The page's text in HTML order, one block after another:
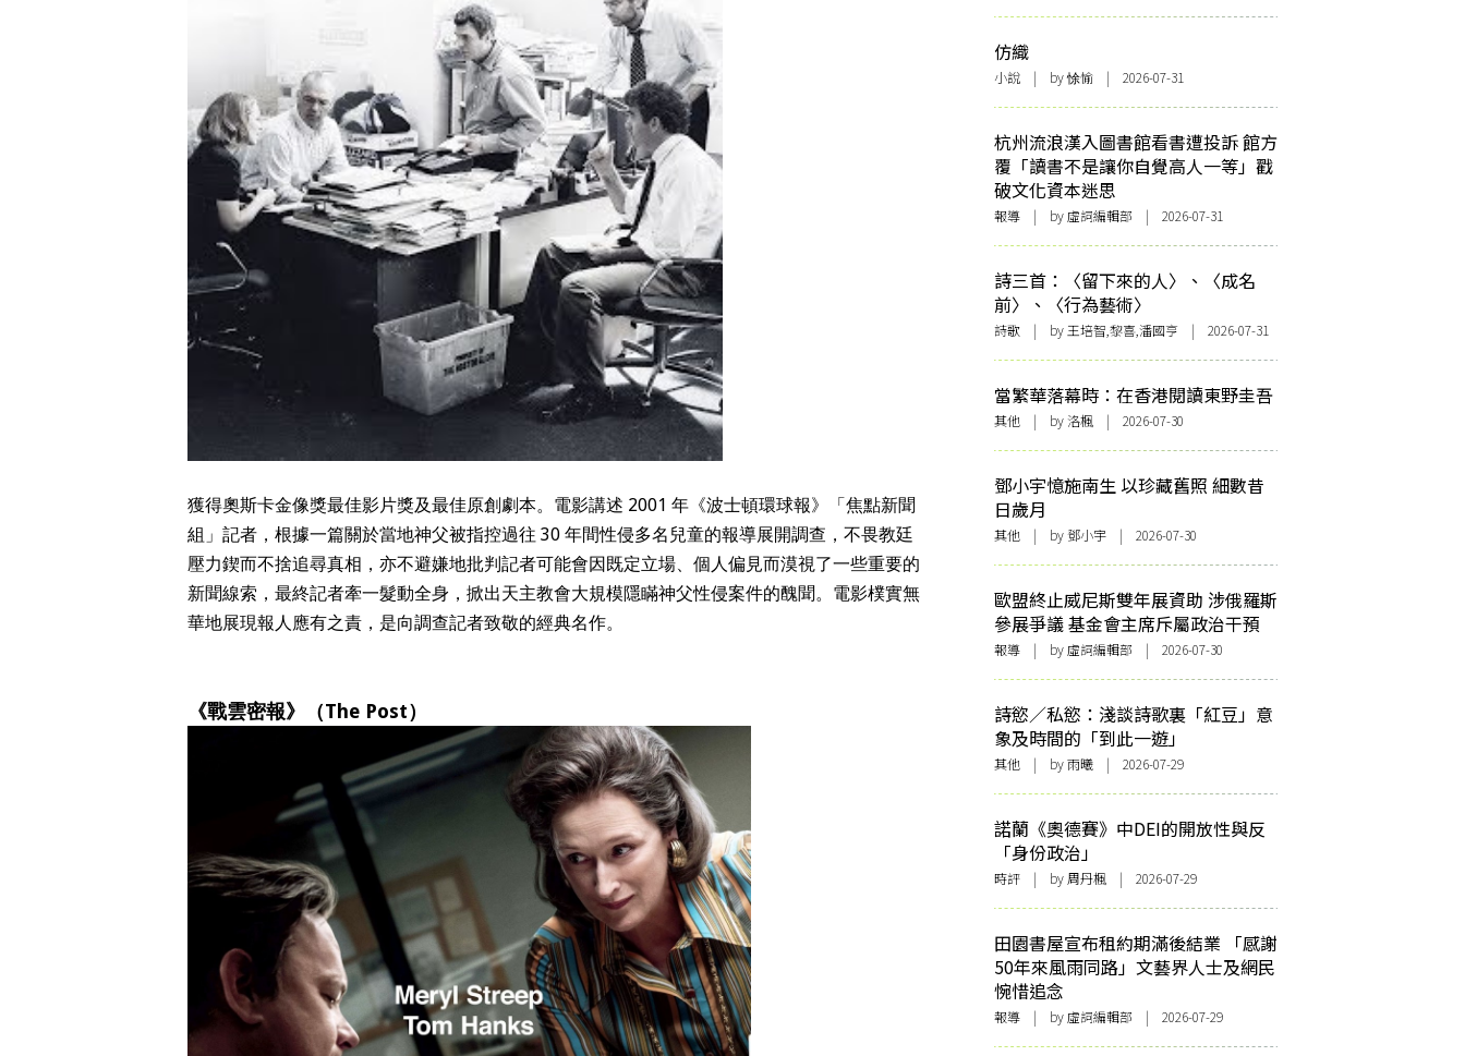
獲得奧斯卡金像獎最佳影片獎及最佳原創劇本。電影講述 2001 年《波士頓環球報》「焦點新聞
組」記者，根據一篇關於當地神父被指控過往 30 年間性侵多名兒童的報導展開調查，不畏教廷
壓力鍥而不捨追尋真相，亦不避嫌地批判記者可能會因既定立場、個人偏見而漠視了一些重要的
新聞線索，最終記者牽一髮動全身，掀出天主教會大規模隱瞞神父性侵案件的醜聞。電影樸實無
華地展現報人應有之責，是向調查記者致敬的經典名作。
《戰雲密報》（The Post）
仿織
小說 | by 悇愉 | 2026-07-31
杭州流浪漢入圖書館看書遭投訴 館方
覆「讀書不是讓你自覺高人一等」戳
破文化資本迷思
報導 | by 虛詞編輯部 | 2026-07-31
詩三首：〈留下來的人〉、〈成名
前〉、〈行為藝術〉
詩歌 | by 王培智,黎喜,潘國亨 | 2026-07-31
當繁華落幕時：在香港閱讀東野圭吾
其他 | by洛楓 | 2026-07-30
鄧小宇憶施南生 以珍藏舊照 細數昔
日歲月
其他 | by 鄧小宇 | 2026-07-30
歐盟終止威尼斯雙年展資助 涉俄羅斯
參展爭議 基金會主席斥屬政治干預
報導 | by 虛詞編輯部 | 2026-07-30
詩慾／私慾：淺談詩歌裏「紅豆」意
象及時間的「到此一遊」
其他 | by 雨曦 | 2026-07-29
諾蘭《奧德賽》中DEI的開放性與反
「身份政治」
時評 | by 周丹楓 | 2026-07-29
田園書屋宣布租約期滿後結業 「感謝
50年來風雨同路」文藝界人士及網民
惋惜追念
報導 | by 虛詞編輯部 | 2026-07-29